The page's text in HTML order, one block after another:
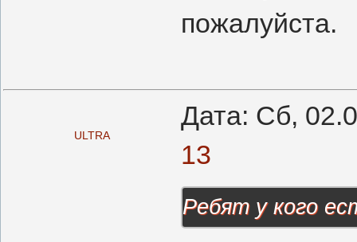
пожалуйста.
ULTRA
Дата: Сб,
13
Ребят у кого